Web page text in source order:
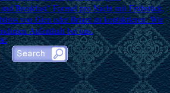
Breakfast" Formel pro Nacht mit Frühstück,
von Gien oder Briare zu kontaktieren. Wir
Aufenthalt bei uns.